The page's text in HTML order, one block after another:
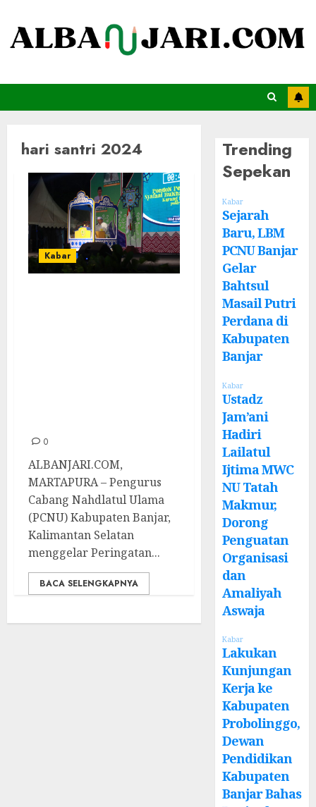
hari santri 2024
Kabar
0
ALBANJARI.COM,
MARTAPURA – Pengurus
Cabang Nahdlatul Ulama
(PCNU) Kabupaten Banjar,
Kalimantan Selatan
menggelar Peringatan...
BACA SELENGKAPNYA
Trending
Sepekan
Kabar
Sejarah
Baru, LBM
PCNU Banjar
Gelar
Bahtsul
Masail Putri
Perdana di
Kabupaten
Banjar
Kabar
Ustadz
Jam’ani
Hadiri
Lailatul
Ijtima MWC
NU Tatah
Makmur,
Dorong
Penguatan
Organisasi
dan
Amaliyah
Aswaja
Kabar
Lakukan
Kunjungan
Kerja ke
Kabupaten
Probolinggo,
Dewan
Pendidikan
Kabupaten
Banjar Bahas